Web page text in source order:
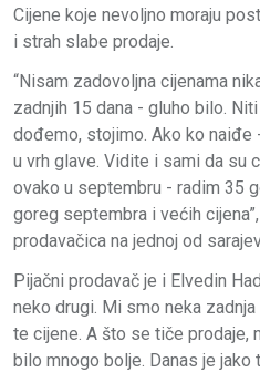
Cijene koje nevoljno moraju
i strah slabe prodaje.
“Nisam zadovoljna cijenama
zadnjih 15 dana - gluho bilo.
dođemo, stojimo. Ako ko naiđe
u vrh glave. Vidite i sami da su
ovako u septembru - radim 35
goreg septembra i većih
prodavačica na jednoj od
Pijačni prodavač je i Elvedin
neko drugi. Mi smo neka
te cijene. A što se tiče prodaje,
bilo mnogo bolje. Danas je